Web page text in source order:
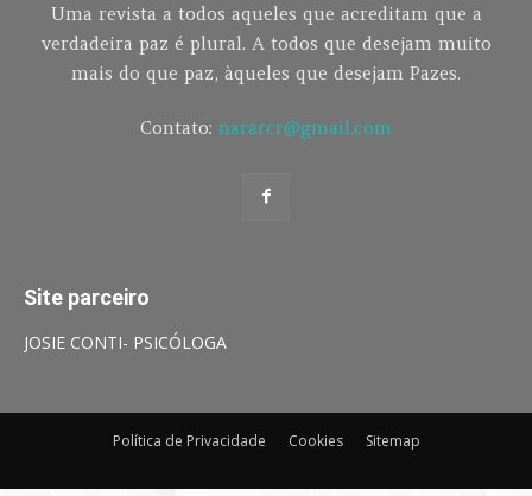
Uma revista a todos aqueles que acreditam que a
verdadeira paz é plural. A todos que desejam muito
mais do que paz, àqueles que desejam Pazes.
Contato: nararcr@gmail.com
Site parceiro
JOSIE CONTI- PSICÓLOGA
Política de Privacidade Cookies Sitemap